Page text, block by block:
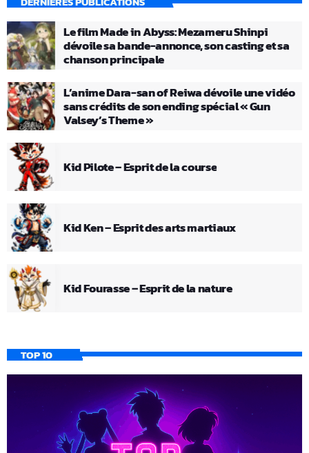
Le film Made in Abyss: Mezameru Shinpi
dévoile sa bande-annonce, son casting et sa
chanson principale
L’anime Dara-san of Reiwa dévoile une vidéo
sans crédits de son ending spécial « Gun
Valsey’s Theme »
Kid Pilote – Esprit de la course
Kid Ken – Esprit des arts martiaux
Kid Fourasse – Esprit de la nature
TOP 10